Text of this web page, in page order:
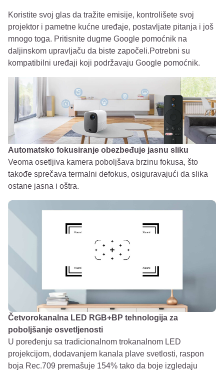
Koristite svoj glas da tražite emisije, kontrolišete svoj
projektor i pametne kućne uređaje, postavljate pitanja i još
mnogo toga. Pritisnite dugme Google pomoćnik na
daljinskom upravljaču da biste započeli.Potrebni su
kompatibilni uređaji koji podržavaju Google pomoćnik.
Automatsko fokusiranje obezbeđuje jasnu sliku
Veoma osetljiva kamera poboljšava brzinu fokusa, što
takođe sprečava termalni defokus, osiguravajući da slika
ostane jasna i oštra.
Četvorokanalna LED RGB+BP tehnologija za
poboljšanje osvetljenosti
U poređenju sa tradicionalnom trokanalnom LED
projekcijom, dodavanjem kanala plave svetlosti, raspon
boja Rec.709 premašuje 154% tako da boje izgledaju